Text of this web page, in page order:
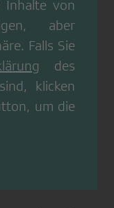
Inhalte von
aber
Falls Sie
des
klicken
um die